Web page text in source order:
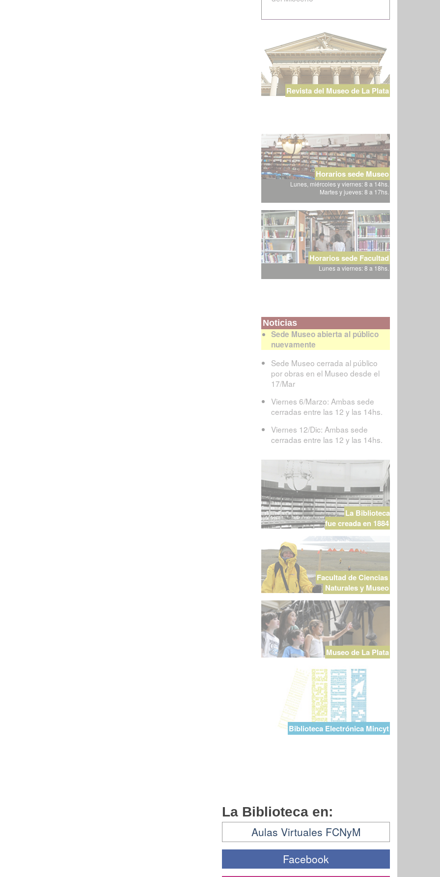
Revista del Museo de La Plata
Horarios sede Museo
Lunes, miércoles y viernes: 8 a 14hs.
Martes y jueves: 8 a 17hs.
Horarios sede Facultad
Lunes a viernes: 8 a 18hs.
Noticias
Sede Museo abierta al público
nuevamente
Sede Museo cerrada al público
por obras en el Museo desde el
17/Mar
Viernes 6/Marzo: Ambas sede
cerradas entre las 12 y las 14hs.
Viernes 12/Dic: Ambas sede
cerradas entre las 12 y las 14hs.
La Biblioteca
fue creada en 1884
Facultad de Ciencias
Naturales y Museo
Museo de La Plata
Biblioteca Electrónica Mincyt
La Biblioteca en:
Aulas Virtuales FCNyM
Facebook